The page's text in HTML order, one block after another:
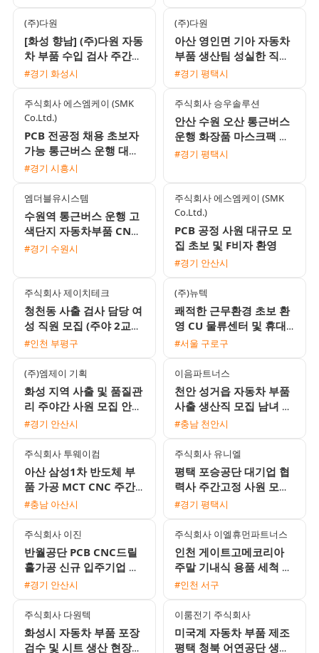
(주)다원
[화성 향남] (주)다원 자동
차 부품 수입 검사 주간
고정 사원 모집 (유류비
#경기 화성시
(주)다원
아산 영인면 기아 자동차
부품 생산팀 성실한 직원
모집
#경기 평택시
주식회사 에스엠케이 (SMK
Co.Ltd.)
PCB 전공정 채용 초보자
가능 통근버스 운행 대기
업 1차 협력사
#경기 시흥시
주식회사 승우솔루션
안산 수원 오산 통근버스
운행 화장품 마스크팩 포
장 및 검사 모집 (주간
#경기 평택시
엠더블유시스템
수원역 통근버스 운행 고
색단지 자동차부품 CNC
가공 남성 생산직 채용
#경기 수원시
주식회사 에스엠케이 (SMK
Co.Ltd.)
PCB 공정 사원 대규모 모
집 초보 및 F비자 환영
#경기 안산시
주식회사 제이치테크
청천동 사출 검사 담당 여
성 직원 모집 (주야 2교대
및 각종 수당 지급)
#인천 부평구
(주)뉴텍
쾌적한 근무환경 초보 환
영 CU 물류센터 및 휴대
폰 부품 생산 모집 당일지
#서울 구로구
(주)엠제이 기획
화성 지역 사출 및 품질관
리 주야간 사원 모집 안산
통근버스 운행
#경기 안산시
이음파트너스
천안 성거읍 자동차 부품
사출 생산직 모집 남녀 45
세 이하 F비자 H2 가능 기
#충남 천안시
주식회사 투웨이컴
아산 삼성1차 반도체 부
품 가공 MCT CNC 주간
및 2교대 모집 무료 기숙
#충남 아산시
주식회사 유니엘
평택 포승공단 대기업 협
력사 주간고정 사원 모집
월 350만원 이상 가능 및
#경기 평택시
주식회사 이진
반월공단 PCB CNC드릴
홀가공 신규 입주기업 채
용 (시급 12,000원 / 교통
#경기 안산시
주식회사 이엘휴먼파트너스
인천 게이트고메코리아
주말 기내식 용품 세척 및
집기 이동 근무자 채용 일
#인천 서구
주식회사 다원텍
화성시 자동차 부품 포장
검수 및 시트 생산 현장
이룸전기 주식회사
미국계 자동차 부품 제조
평택 청북 어연공단 생산